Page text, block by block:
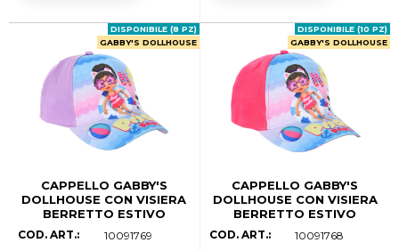
CAPPELLO GABBY'S
DOLLHOUSE CON VISIERA
BERRETTO ESTIVO
REGOLABILE BAMBINA -
YE40024LILLA (52 CM.)
COD. ART.: 10091769
GABBY'S DOLLHOUSE
DISPONIBILE (8 PZ)
CAPPELLO GABBY'S
DOLLHOUSE CON VISIERA
BERRETTO ESTIVO
REGOLABILE BAMBINA -
YE40024FUCSIA (54 CM.)
COD. ART.: 10091768
GABBY'S DOLLHOUSE
DISPONIBILE (10 PZ)